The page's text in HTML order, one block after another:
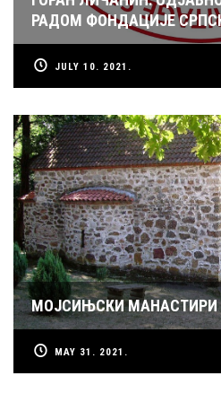
РАДОМ ФОНДАЦИЈЕ
JULY 10. 2021.
МОЈСИЊСКИ МАНАСТИРИ
MAY 31. 2021.